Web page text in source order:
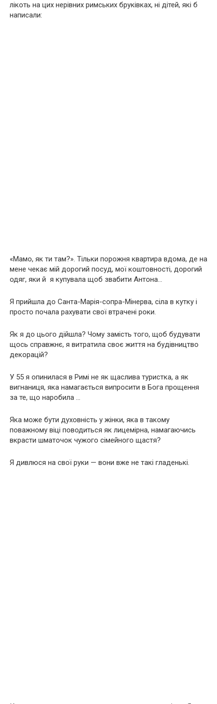
лікоть на цих нерівних римських бруківках, ні дітей, які б
написали:
«Мамо, як ти там?». Тільки порожня квартира вдома, де на
мене чекає мій дорогий посуд, мої коштовності, дорогий
одяг, яки й я купувала щоб звабити Антона…
Я прийшла до Санта-Марія-сопра-Мінерва, сіла в кутку і
просто почала рахувати свої втрачені роки.
Як я до цього дійшла? Чому замість того, щоб будувати
щось справжнє, я витратила своє життя на будівництво
декорацій?
У 55 я опинилася в Римі не як щаслива туристка, а як
вигнаниця, яка намагається випросити в Бога прощення
за те, що наробила …
Яка може бути духовність у жінки, яка в такому
поважному віці поводиться як лицемірна, намагаючись
вкрасти шматочок чужого сімейного щастя?
Я дивлюся на свої руки — вони вже не такі гладенькі.